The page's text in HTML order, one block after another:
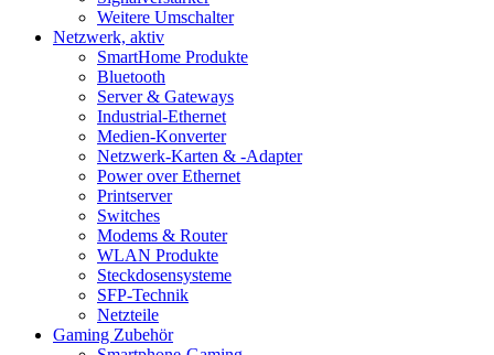
Weitere Umschalter
Netzwerk, aktiv
SmartHome Produkte
Bluetooth
Server & Gateways
Industrial-Ethernet
Medien-Konverter
Netzwerk-Karten & -Adapter
Power over Ethernet
Printserver
Switches
Modems & Router
WLAN Produkte
Steckdosensysteme
SFP-Technik
Netzteile
Gaming Zubehör